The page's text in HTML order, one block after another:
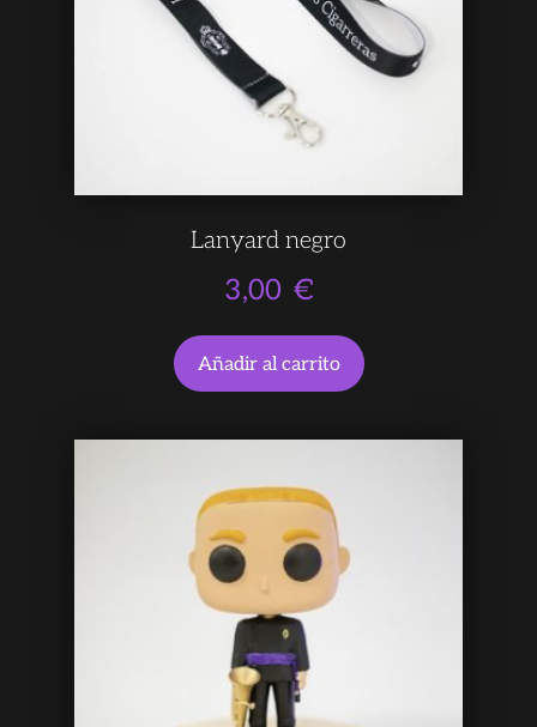
Lanyard negro
3,00 €
Añadir al carrito